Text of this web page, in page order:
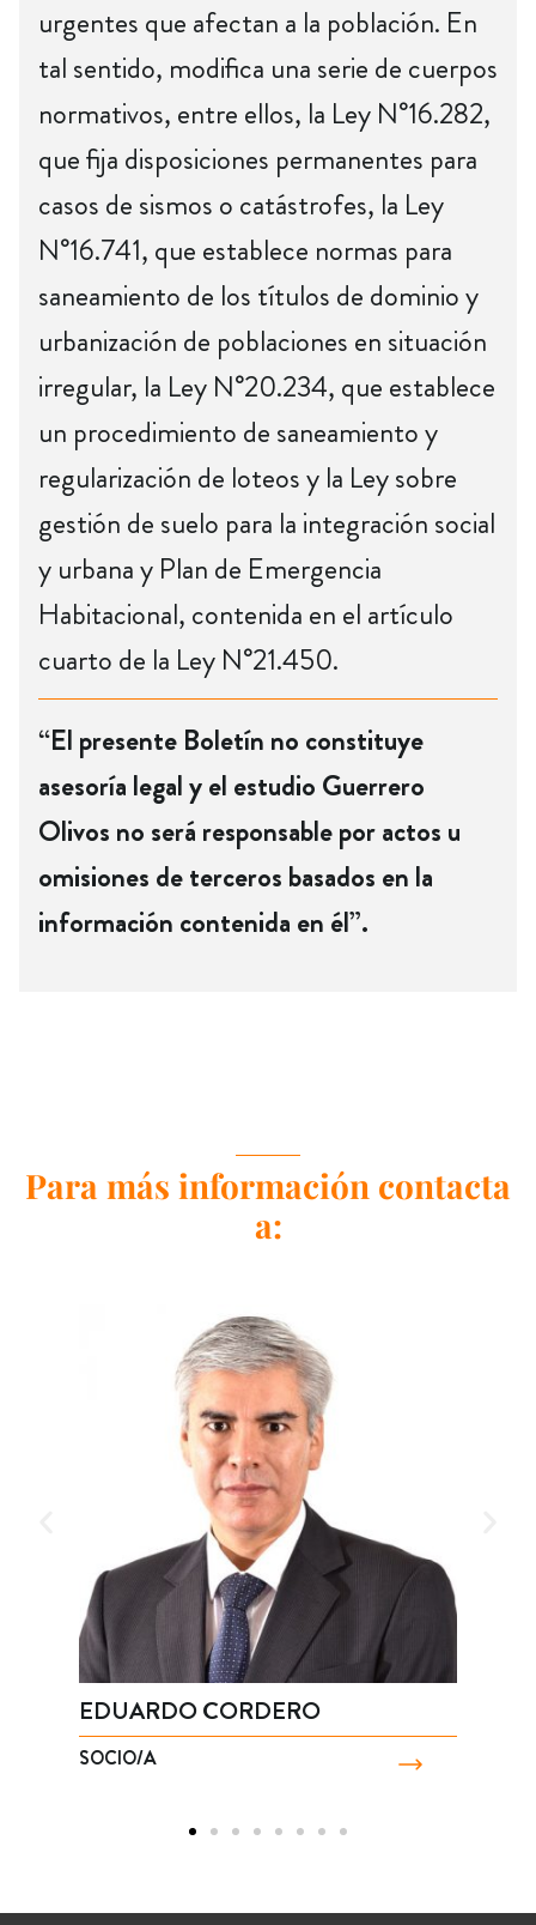
urgentes que afectan a la población. En
tal sentido, modifica una serie de cuerpos
normativos, entre ellos, la Ley N°16.282,
que fija disposiciones permanentes para
casos de sismos o catástrofes, la Ley
N°16.741, que establece normas para
saneamiento de los títulos de dominio y
urbanización de poblaciones en situación
irregular, la Ley N°20.234, que establece
un procedimiento de saneamiento y
regularización de loteos y la Ley sobre
gestión de suelo para la integración social
y urbana y Plan de Emergencia
Habitacional, contenida en el artículo
cuarto de la Ley N°21.450.
“El presente Boletín no constituye
asesoría legal y el estudio Guerrero
Olivos no será responsable por actos u
omisiones de terceros basados en la
información contenida en él”.
Para más información contacta
a:
CORDERO
SOCIO/A